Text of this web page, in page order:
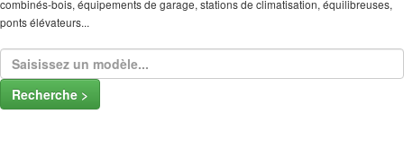
combinés-bois, équipements de garage, stations de climatisation, équilibreuses,
ponts élévateurs...
Recherche >